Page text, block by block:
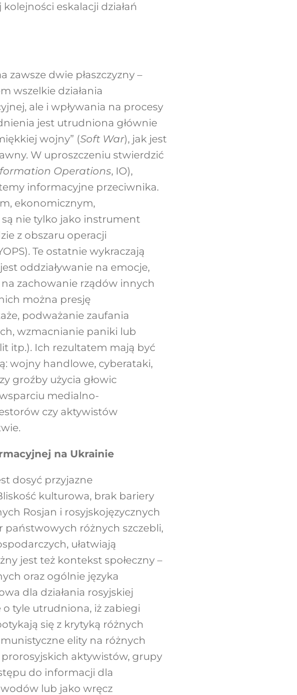
eskalacji działań
zawsze dwie płaszczyzny –
wszelkie działania
ale i wpływania na procesy
jest utrudniona głównie
wojny” (Soft War), jak jest
W uproszczeniu stwierdzić
Operations, IO),
informacyjne przeciwnika.
ekonomicznym,
nie tylko jako instrument
z obszaru operacji
Te ostatnie wykraczają
oddziaływanie na emocje,
zachowanie rządów innych
można presję
podważanie zaufania
wzmacnianie paniki lub
itp.). Ich rezultatem mają być
wojny handlowe, cyberataki,
groźby użycia głowic
medialno-
czy aktywistów
na Ukrainie
dosyć przyjazne
kulturowa, brak bariery
Rosjan i rosyjskojęzycznych
różnych szczebli,
ułatwiają
jest też kontekst społeczny –
oraz ogólnie języka
dla działania rosyjskiej
tyle utrudniona, iż zabiegi
się z krytyką różnych
elity na różnych
aktywistów, grupy
do informacji dla
lub jako wręcz